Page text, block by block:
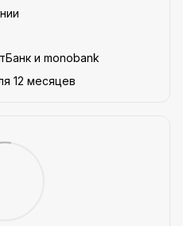
и monobank
12 месяцев